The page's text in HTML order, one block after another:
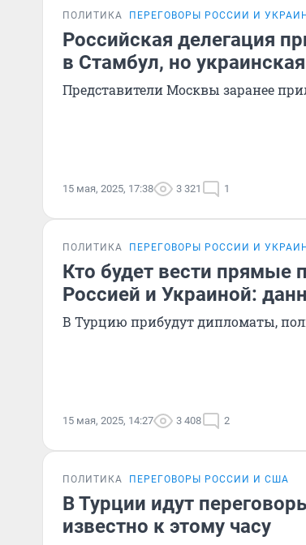
ПОЛИТИКА ПЕРЕГОВОРЫ РОССИИ И
Российская делегация
в Стамбул, но
Представители Москвы заранее
15 мая, 2025, 17:38 3 321 1
ПОЛИТИКА ПЕРЕГОВОРЫ РОССИИ И
Кто будет вести прямые
Россией и Украиной:
В Турцию прибудут дипломаты,
15 мая, 2025, 14:27 3 408 2
ПОЛИТИКА ПЕРЕГОВОРЫ РОССИИ И США
В Турции идут
известно к этому часу